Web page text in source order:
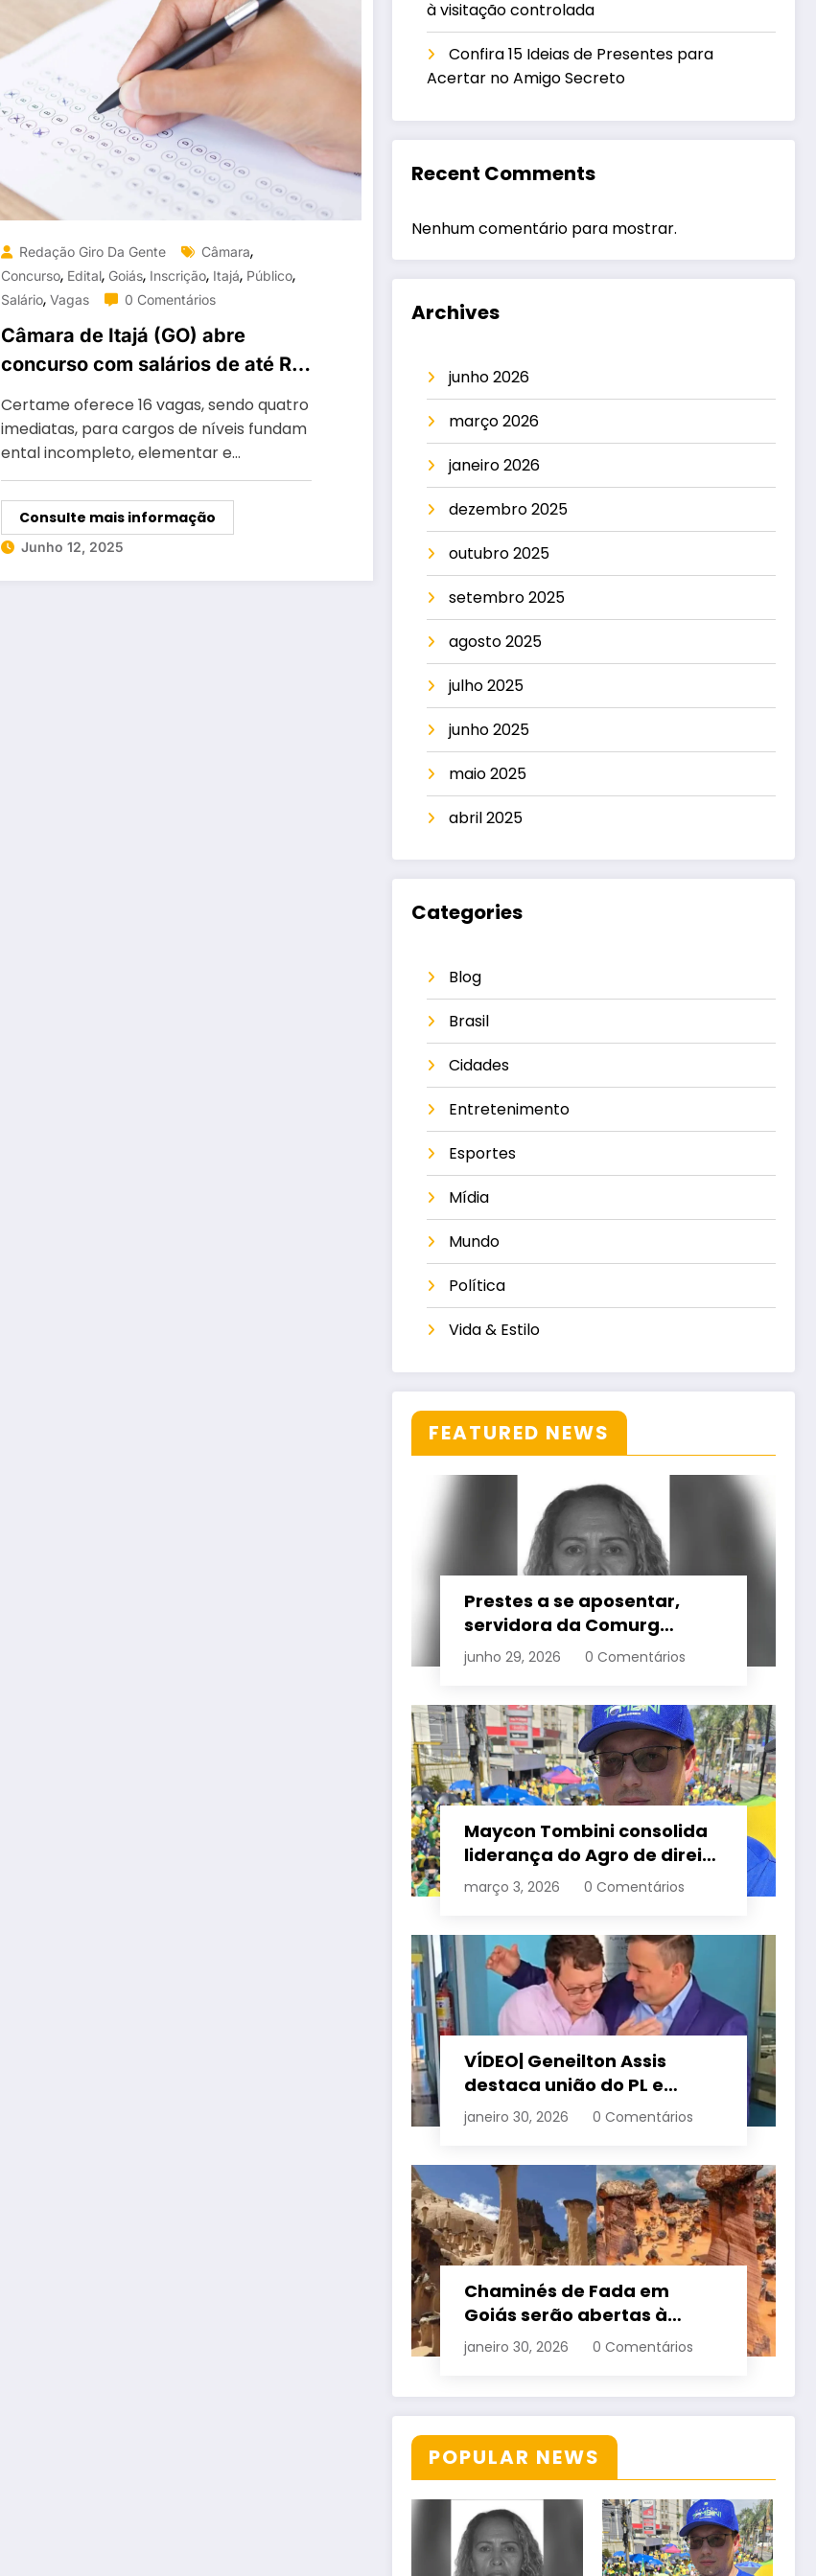
Redação Giro Da Gente Câmara,
Concurso, Edital, Goiás, Inscrição, Itajá, Público,
Salário, Vagas 0 Comentários
Câmara de Itajá (GO) abre
concurso com salários de até R$
Certame oferece 16 vagas, sendo quatro
imediatas, para cargos de níveis fundam
ental incompleto, elementar e…
Consulte mais informação
Junho 12, 2025
à visitação controlada
Confira 15 Ideias de Presentes para
Acertar no Amigo Secreto
Recent Comments
Nenhum comentário para mostrar.
Archives
junho 2026
março 2026
janeiro 2026
dezembro 2025
outubro 2025
setembro 2025
agosto 2025
julho 2025
junho 2025
maio 2025
abril 2025
Categories
Blog
Brasil
Cidades
Entretenimento
Esportes
Mídia
Mundo
Política
Vida & Estilo
FEATURED NEWS
Prestes a se aposentar,
servidora da Comurg
atropelada por bêbado
entra em protocolo de
junho 29, 2026 0 Comentários
Maycon Tombini consolida
liderança do Agro de direita
em manifestação “Acorda
Brasil” em Goiânia
março 3, 2026 0 Comentários
VÍDEO| Geneilton Assis
destaca união do PL e
consolidação de apoio a
Maycon Tombini em Jataí
janeiro 30, 2026 0 Comentários
Chaminés de Fada em
Goiás serão abertas à
visitação controlada
janeiro 30, 2026 0 Comentários
POPULAR NEWS